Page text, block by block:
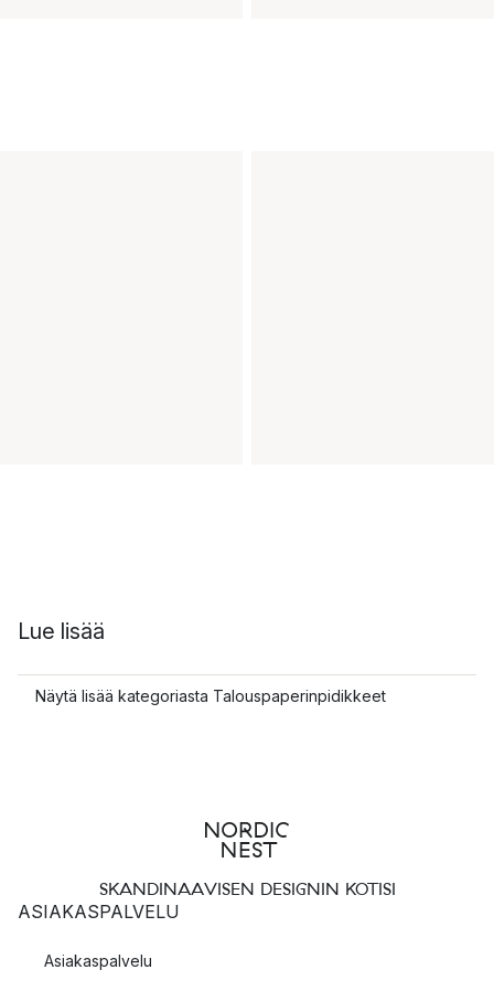
Lue lisää
Näytä lisää kategoriasta Talouspaperinpidikkeet
SKANDINAAVISEN DESIGNIN KOTISI
ASIAKASPALVELU
Asiakaspalvelu